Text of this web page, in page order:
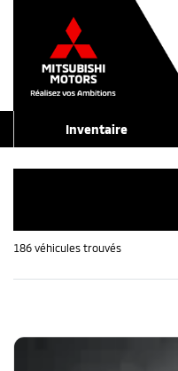
Inventaire
186 véhicules trouvés